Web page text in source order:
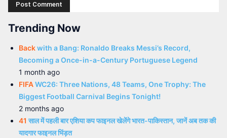
Trending Now
Backwith a Bang: Ronaldo Breaks Messi’s Record,
Becoming a Once-in-a-Century Portuguese Legend
1 month ago
FIFAWC26: Three Nations, 48 Teams, One Trophy: The
Biggest Football Carnival Begins Tonight!
2 months ago
41 साल में पहली बार एशिया कप फाइनल खेलेंगे भारत-पाकिस्तान, जानें अब तक की
यादगार फाइनल भिंड़त